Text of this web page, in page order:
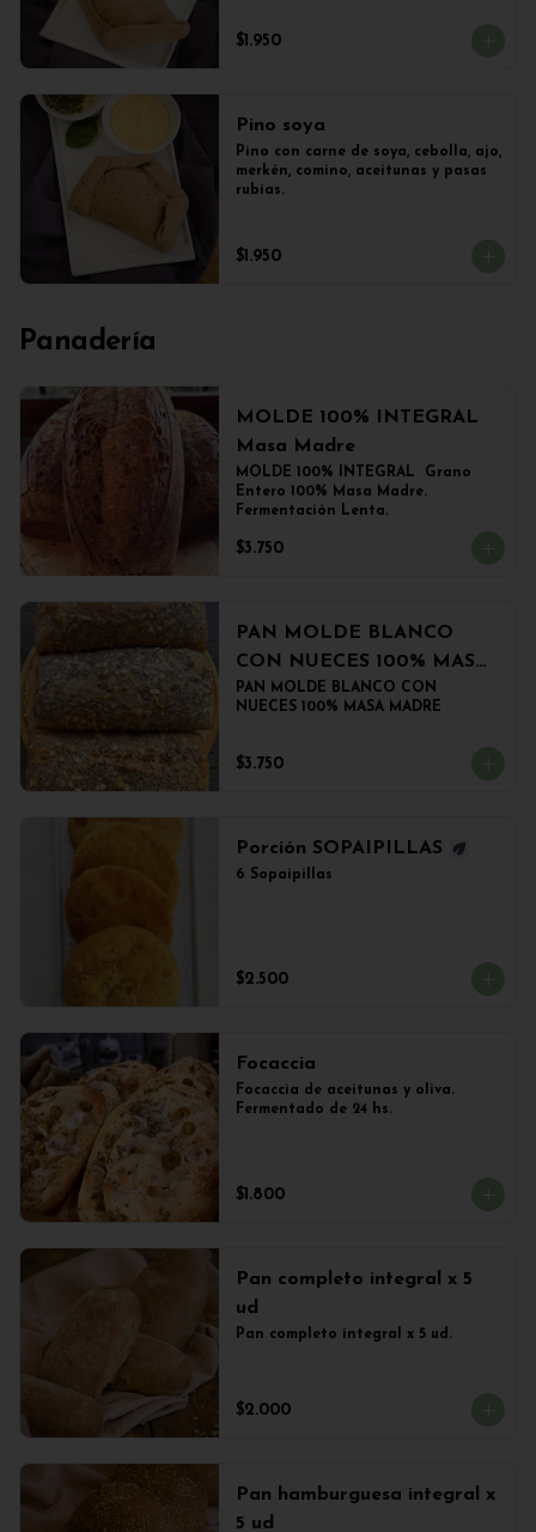
$1.950
Pino soya
Pino con carne de soya, cebolla, ajo,
merkén, comino, aceitunas y pasas
rubias.
$1.950
Panadería
MOLDE 100% INTEGRAL
Masa Madre
MOLDE 100% INTEGRAL  Grano
Entero 100% Masa Madre.
Fermentación Lenta.
$3.750
PAN MOLDE BLANCO
CON NUECES 100% MASA
MADRE
PAN MOLDE BLANCO CON
NUECES 100% MASA MADRE
$3.750
Porción SOPAIPILLAS
6 Sopaipillas
$2.500
Focaccia
Focaccia de aceitunas y oliva.
Fermentado de 24 hs.
$1.800
Pan completo integral x 5
ud
Pan completo integral x 5 ud.
$2.000
Pan hamburguesa integral x
5 ud